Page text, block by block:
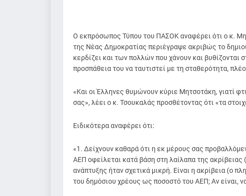
Ο εκπρόσωπος Τύπου του ΠΑΣΟΚ αναφέρει ότι ο κ.
της Νέας Δημοκρατίας περιέγραψε ακριβώς το
κερδίζει και των πολλών που χάνουν και βυθίζονται
προσπάθεια του να ταυτιστεί με τη σταθερότητα,
«Και οι Έλληνες θυμώνουν κύριε Μητσοτάκη, γιατί
σας», λέει ο κ. Τσουκαλάς προσθέτοντας ότι «τα
Ειδικότερα αναφέρει ότι:
«1. Δείχνουν καθαρά ότι η εκ μέρους σας
ΑΕΠ οφείλεται κατά βάση στη λαίλαπα της
ανάπτυξης ήταν σχετικά μικρή. Είναι η ακρίβεια (ο
του δημόσιου χρέους ως ποσοστό του ΑΕΠ; Αν είναι,